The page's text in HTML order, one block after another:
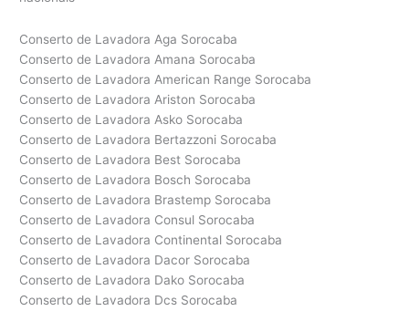
Conserto de Lavadora Aga Sorocaba
Conserto de Lavadora Amana Sorocaba
Conserto de Lavadora American Range Sorocaba
Conserto de Lavadora Ariston Sorocaba
Conserto de Lavadora Asko Sorocaba
Conserto de Lavadora Bertazzoni Sorocaba
Conserto de Lavadora Best Sorocaba
Conserto de Lavadora Bosch Sorocaba
Conserto de Lavadora Brastemp Sorocaba
Conserto de Lavadora Consul Sorocaba
Conserto de Lavadora Continental Sorocaba
Conserto de Lavadora Dacor Sorocaba
Conserto de Lavadora Dako Sorocaba
Conserto de Lavadora Dcs Sorocaba